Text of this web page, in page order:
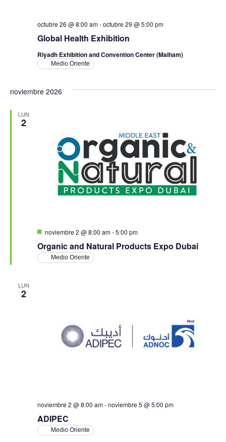
Global Health Exhibition
octubre 26 @ 8:00 am-octubre 29 @ 5:00 pm
Riyadh Exhibition and Convention Center (Malham)
Medio Oriente
noviembre 2026
LUN
2
Organic and Natural Products Expo Dubai
Destacado
noviembre 2 @ 8:00 am-5:00 pm
Medio Oriente
LUN
2
ADIPEC
noviembre 2 @ 8:00 am-noviembre 5 @ 5:00 pm
Medio Oriente